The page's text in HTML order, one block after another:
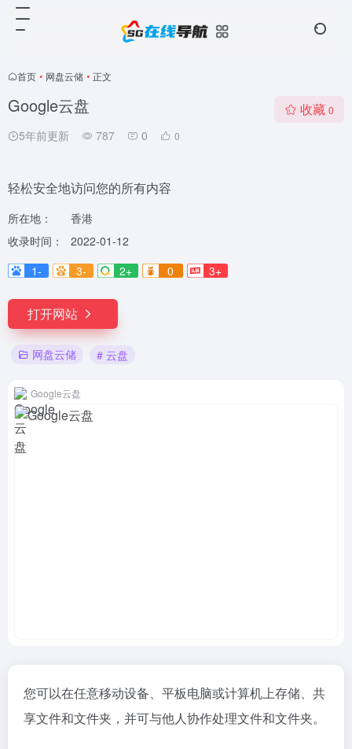
首页 • 网盘云储 • 正文
Google云盘
5年前更新 787 0 0
收藏 0
轻松安全地访问您的所有内容
所在地：
香港
收录时间：
2022-01-12
1-
3- 2+ 0 3+
打开网站
网盘云储 # 云盘
Google云盘
您可以在任意移动设备、平板电脑或计算机上存储、共
享文件和文件夹，并可与他人协作处理文件和文件夹。